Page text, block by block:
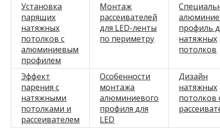
Установка
парящих
натяжных
потолков с
алюминиевым
профилем
Монтаж
рассеивателей
для LED-ленты
по периметру
профиль
натяжных
потолков
Эффект
парения с
натяжными
потолками и
рассеивателем
Особенности
монтажа
алюминиевого
профиля для
LED
Дизайн
натяжных
потолков